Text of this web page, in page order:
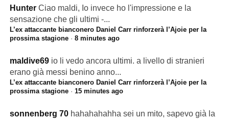
Hunter Ciao maldi, Io invece ho l'impressione e la
sensazione che gli ultimi -...
L’ex attaccante bianconero Daniel Carr rinforzerà l’Ajoie per la
prossima stagione· 8 minutes ago
maldive69 io li vedo ancora ultimi. a livello di stranieri
erano già messi benino anno...
L’ex attaccante bianconero Daniel Carr rinforzerà l’Ajoie per la
prossima stagione· 15 minutes ago
sonnenberg 70 hahahahahha sei un mito, sapevo già la